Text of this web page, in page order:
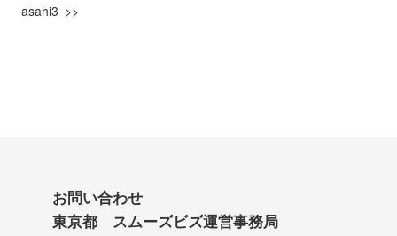
asahi3
お問い合わせ
東京都 スムーズビズ運営事務局